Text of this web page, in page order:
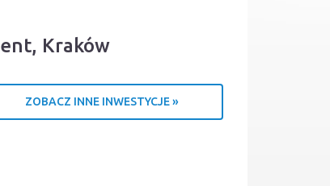
Kraków
ZOBACZ INNE INWESTYCJE »